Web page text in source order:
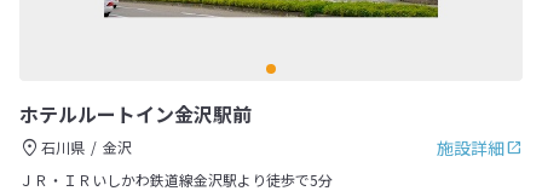
ホテルルートイン金沢駅前
施設詳細
石川県
金沢
ＪＲ・ＩＲいしかわ鉄道線金沢駅より徒歩で5分